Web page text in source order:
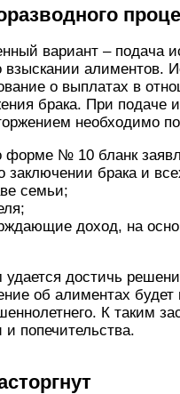
вариант – подача
алиментов.
о выплатах в
брака. При подаче
необходимо
форме № 10 бланк
заключении брака и
семьи;
доход, на
удается достичь
об алиментах
К таким
и попечительства.